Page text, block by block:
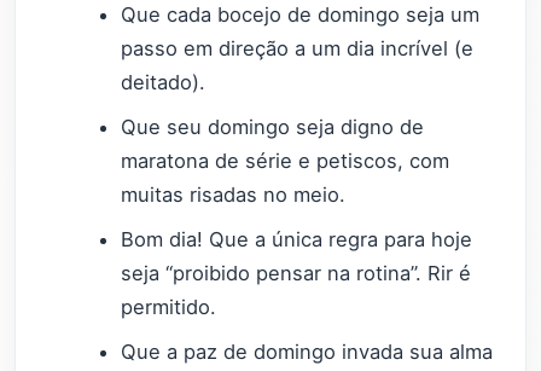
Que cada bocejo de domingo seja um
passo em direção a um dia incrível (e
deitado).
Que seu domingo seja digno de
maratona de série e petiscos, com
muitas risadas no meio.
Bom dia! Que a única regra para hoje
seja “proibido pensar na rotina”. Rir é
permitido.
Que a paz de domingo invada sua alma